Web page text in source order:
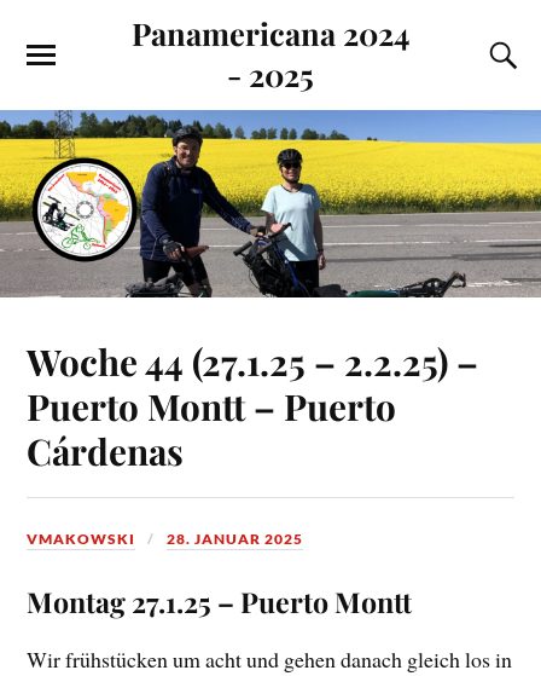
Panamericana 2024
- 2025
Woche 44 (27.1.25 – 2.2.25) –
Puerto Montt – Puerto
Cárdenas
VMAKOWSKI 28. JANUAR 2025
Montag 27.1.25 – Puerto Montt
Wir frühstücken um acht und gehen danach gleich los in